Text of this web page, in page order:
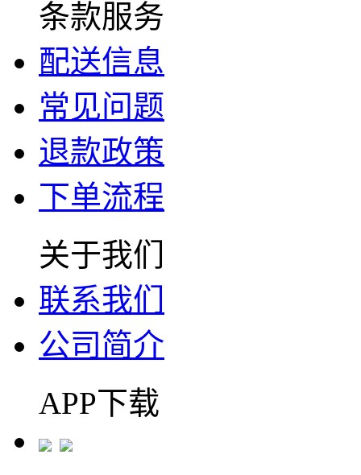
条款服务
配送信息
常见问题
退款政策
下单流程
关于我们
联系我们
公司简介
APP下载